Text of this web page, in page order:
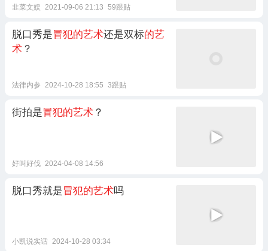
韭菜文娱 2021-09-06 21:13 59跟贴
脱口秀是冒犯的艺术还是双标的艺
术 ？
法律内参 2024-10-28 18:55 3跟贴
街拍是冒犯的艺术 ？
好叫好伐 2024-04-08 14:56
脱口秀就是冒犯的艺术吗
小凯说实话 2024-10-28 03:34